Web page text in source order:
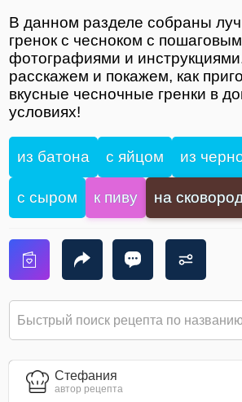
В данном разделе собраны
гренок с чесноком с
фотографиями и
расскажем и покажем, как
вкусные чесночные гренки в
условиях!
из батона с яйцом из
с сыром к пиву на
Стефания
автор рецепта